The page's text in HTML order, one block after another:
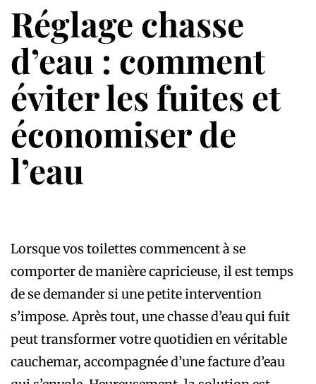
Réglage chasse
d’eau : comment
éviter les fuites et
économiser de
l’eau
Lorsque vos toilettes commencent à se
comporter de manière capricieuse, il est temps
de se demander si une petite intervention
s’impose. Après tout, une chasse d’eau qui fuit
peut transformer votre quotidien en véritable
cauchemar, accompagnée d’une facture d’eau